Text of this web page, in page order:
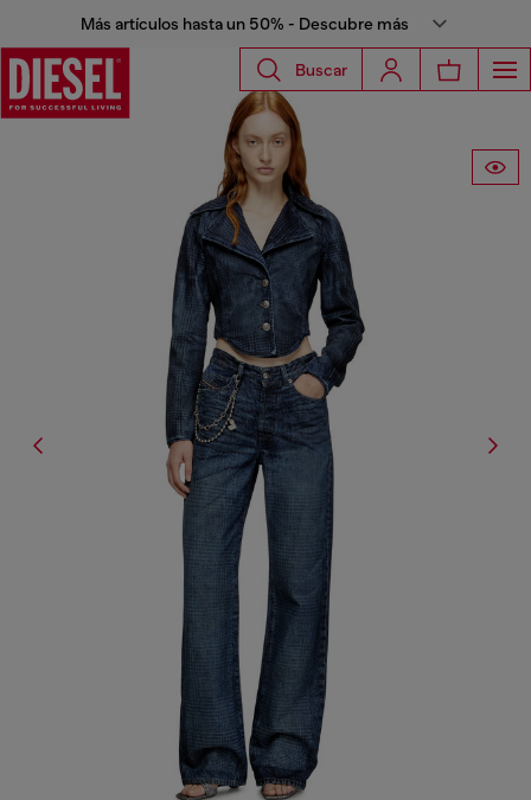
Más artículos hasta un 50% - Descubre más
Buscar